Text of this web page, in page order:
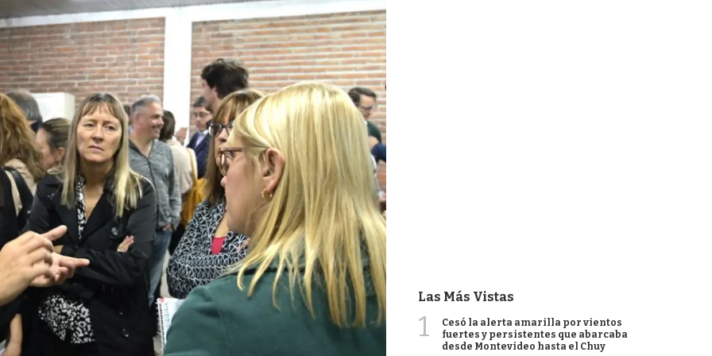
Las Más Vistas
1
Cesó la alerta amarilla por vientos
fuertes y persistentes que abarcaba
desde Montevideo hasta el Chuy